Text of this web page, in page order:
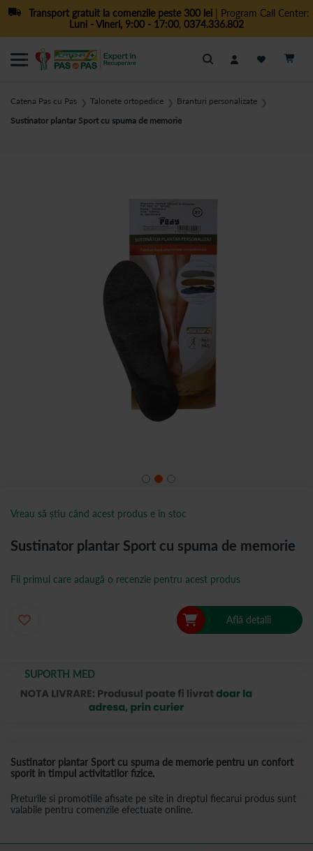
Transport gratuit la comenzile peste 300 lei| Program Call Center:
Luni - Vineri, 9:00 - 17:00, 0374.336.802
Cautare
Catena Pas cu Pas ❯ Talonete ortopedice ❯ Branturi personalizate ❯
Sustinator plantar Sport cu spuma de memorie
SUPORTH MED
Sustinator plantar Sport cu spuma de memorie pentru un confort
sporit in timpul activitatilor fizice.
Sustinator plantar Sport cu spuma de memorie
Află detalii
Fii primul care adaugă o recenzie pentru acest produs
Vreau să știu când acest produs e în stoc
Preturile si promotiile afisate pe site in dreptul fiecarui produs sunt
valabile pentru comenzile efectuate online.